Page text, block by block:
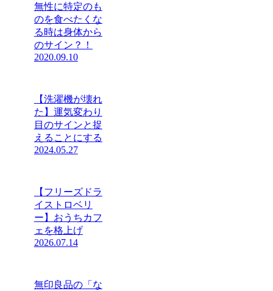
無性に特定のも
のを食べたくな
る時は身体から
のサイン？！
2020.09.10
【洗濯機が壊れ
た】運気変わり
目のサインと捉
えることにする
2024.05.27
【フリーズドラ
イストロベリ
ー】おうちカフ
ェを格上げ
2026.07.14
無印良品の「な